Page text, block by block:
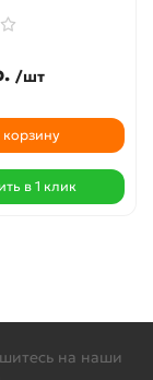
/шт
корзину
в 1 клик
на наши